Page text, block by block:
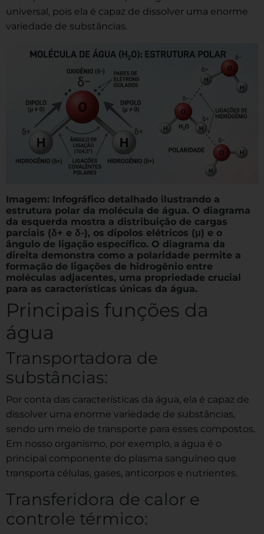
universal, pois ela é capaz de dissolver uma enorme
variedade de substâncias.
Imagem: Infográfico detalhado ilustrando a
estrutura polar da molécula de água. O diagrama
da esquerda mostra a distribuição de cargas
parciais (δ+ e δ-), os dipolos elétricos (μ) e o
ângulo de ligação específico. O diagrama da
direita demonstra como a polaridade permite a
formação de ligações de hidrogênio entre
moléculas adjacentes, uma propriedade crucial
para as características únicas da água.
Principais funções da
água
Transportadora de
substâncias:
Por conta das características da água, ela é capaz de
dissolver uma enorme variedade de substâncias,
sendo um meio de transporte para esses compostos.
Em nosso organismo, por exemplo, a água é o
principal componente do plasma sanguíneo que
transporta células, gases, anticorpos e nutrientes.
Transferidora de calor e
controle térmico: